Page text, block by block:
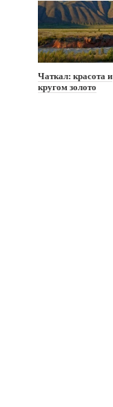
Чаткал: красота и
кругом золото